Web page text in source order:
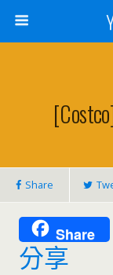
Share
Share
分享